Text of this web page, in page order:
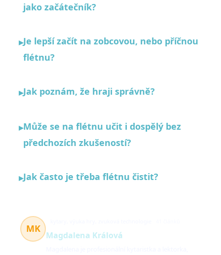
jako začátečník?
▸Je lepší začít na zobcovou, nebo příčnou
flétnu?
▸Jak poznám, že hraji správně?
▸Může se na flétnu učit i dospělý bez
předchozích zkušeností?
▸Jak často je třeba flétnu čistit?
MK
Magdalena Králová